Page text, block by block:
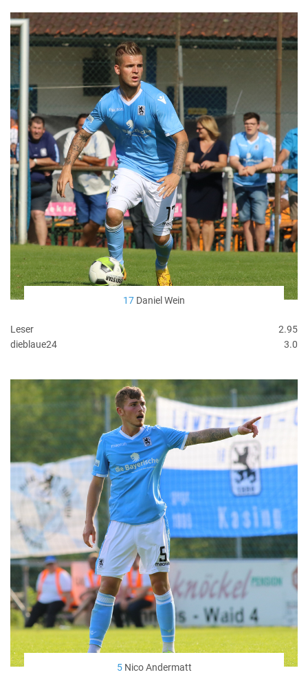
17 Daniel Wein
Leser
2.95
dieblaue24
3.0
5Nico Andermatt